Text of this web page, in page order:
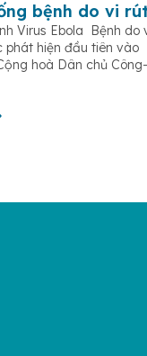
bệnh do vi
Virus Ebola Bệnh do
phát hiện đầu tiên vào
hoà Dân chủ Công-
có thể bùng phát thành